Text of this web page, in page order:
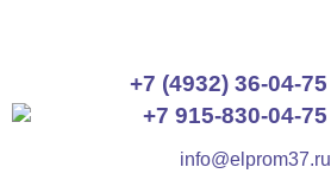
+7 (4932) 36-04-75
+7 915-830-04-75
info@elprom37.ru